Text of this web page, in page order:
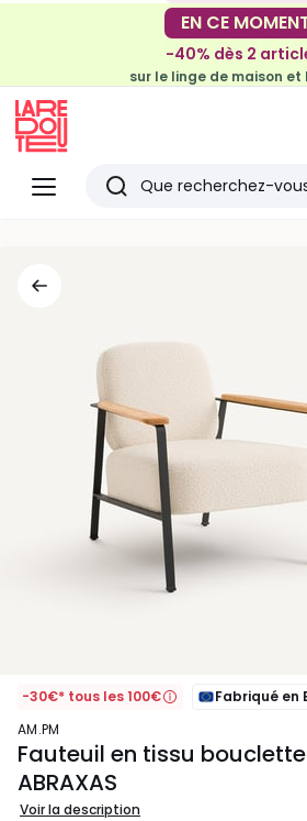
-30€ tous les
sur le meuble & la
EN CE
-40% dès 2
sur le linge de maison
Menu
Redoute
Rechercher
-30€* tous les 100€
Fabriqué en
AM.PM
Fauteuil en tissu
ABRAXAS
Voir la description